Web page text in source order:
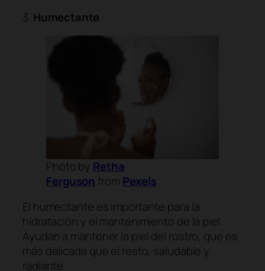
3. Humectante
Photo by Retha
Ferguson from Pexels
El humectante es importante para la
hidratación y el mantenimiento de la piel.
Ayudan a mantener la piel del rostro, que es
más delicada que el resto, saludable y
radiante.